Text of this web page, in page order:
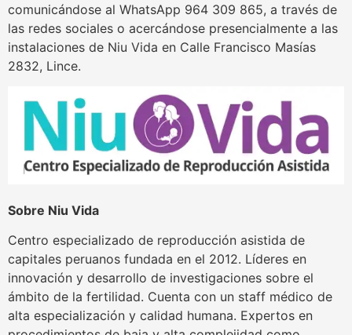
comunicándose al WhatsApp 964 309 865, a través de
las redes sociales o acercándose presencialmente a las
instalaciones de Niu Vida en Calle Francisco Masías
2832, Lince.
Sobre Niu Vida
Centro especializado de reproducción asistida de
capitales peruanos fundada en el 2012. Líderes en
innovación y desarrollo de investigaciones sobre el
ámbito de la fertilidad. Cuenta con un staff médico de
alta especialización y calidad humana. Expertos en